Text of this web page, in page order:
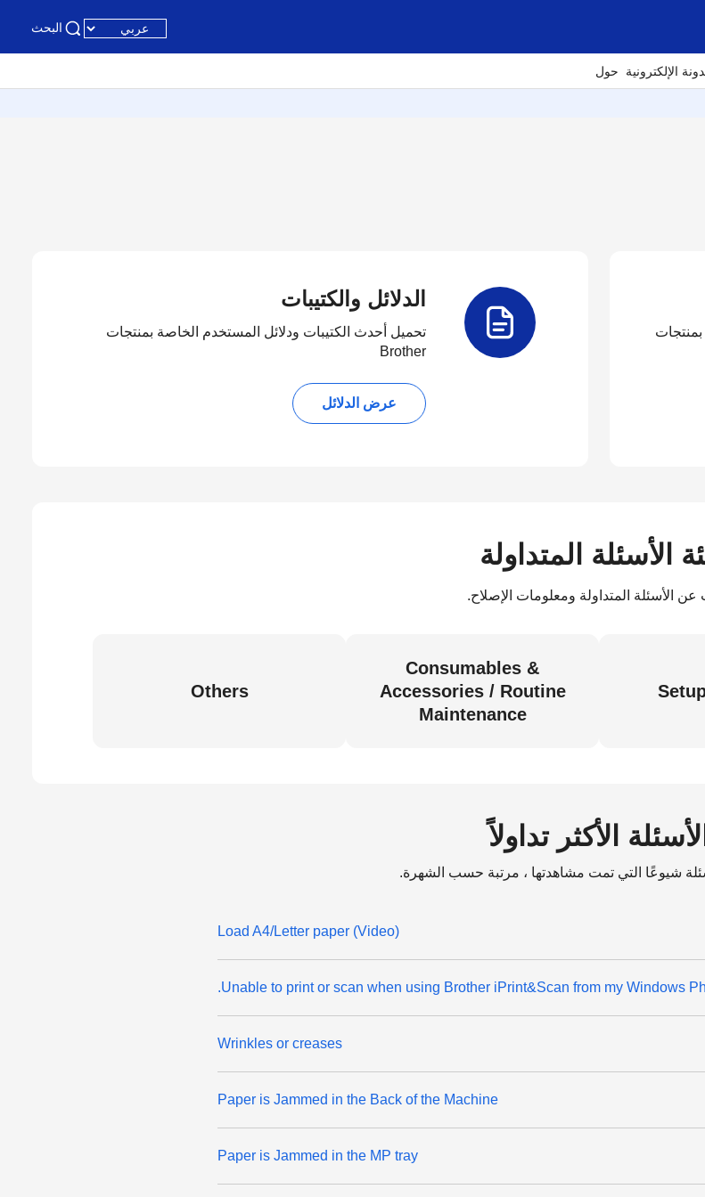
البحث
الإلكترونية حول
الدلائل والكتيبات
تحميل أحدث الكتيبات ودلائل المستخدم الخاصة بمنتجات
Brother
عرض الدلائل
الأسئلة المتداولة
عن الأسئلة المتداولة ومعلومات الإصلاح.
Consumables &
Accessories / Routine
Maintenance
Others
الأسئلة الأكثر تداولاً
شيوعًا التي تمت مشاهدتها ، مرتبة حسب الشهرة.
(Video) Load A4/Letter paper
Unable to print or scan when using Brother iPrint&Scan from my Windows
Wrinkles or creases
Paper is Jammed in the Back of the Machine
Paper is Jammed in the MP tray